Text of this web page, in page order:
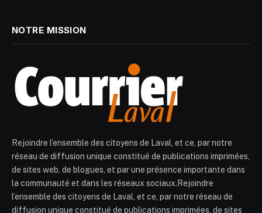
NOTRE MISSION
Rejoindre l’ensemble des citoyens de Laval, et ce, par notre
réseau de diffusion unique constitué de publications imprimées,
de sites web, de blogues, et par une présence importante dans
la communauté et dans les réseaux sociaux.Rejoindre
l’ensemble des citoyens de Laval, et ce, par notre réseau de
diffusion unique constitué de publications imprimées, de sites